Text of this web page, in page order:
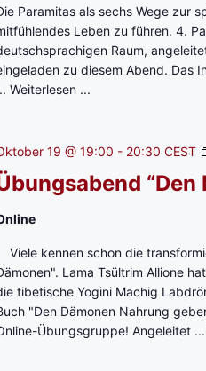
Paramitas als sechs Wege zur
Leben zu führen. 4.
Raum,
zu diesem Abend. Das
Weiterlesen ...
19 @ 19:00 - 20:30 CEST
Viele kennen schon die
Lama Tsültrim Allione
tibetische Yogini Machig
"Den Dämonen Nahrung
Übungsgruppe! Angeleitet ...